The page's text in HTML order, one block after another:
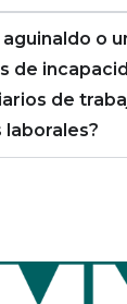
o
de
de